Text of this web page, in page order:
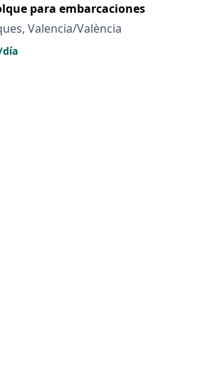
para embarcaciones
Valencia/València